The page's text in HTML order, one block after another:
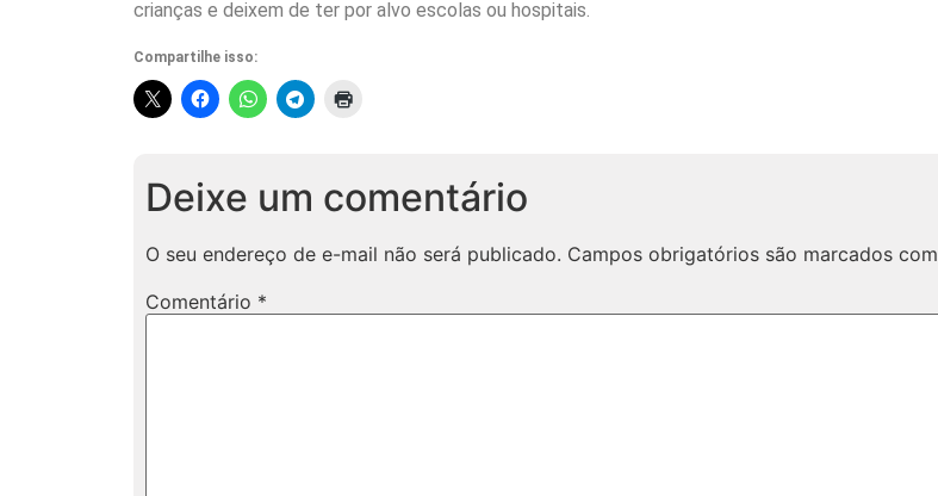
crianças e deixem de ter por alvo escolas ou hospitais.
Compartilhe isso:
Deixe um comentário
O seu endereço de e-mail não será publicado. Campos obrigatórios são marcados com
Comentário *